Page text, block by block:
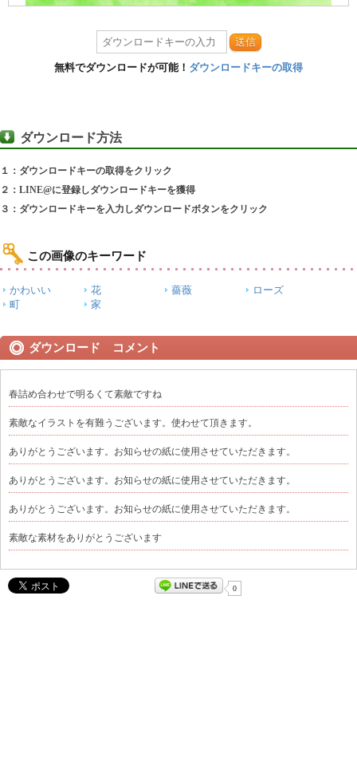
送信
無料でダウンロードが可能！ ダウンロードキーの取得
ダウンロード方法
１：ダウンロードキーの取得をクリック
２：LINE@に登録しダウンロードキーを獲得
３：ダウンロードキーを入力しダウンロードボタンをクリック
この画像のキーワード
かわいい 花 薔薇
ローズ
町
家
ダウンロード コメント
春詰め合わせで明るくて素敵ですね
素敵なイラストを有難うございます。使わせて頂きます。
ありがとうございます。お知らせの紙に使用させていただきます。
ありがとうございます。お知らせの紙に使用させていただきます。
ありがとうございます。お知らせの紙に使用させていただきます。
素敵な素材をありがとうございます
0